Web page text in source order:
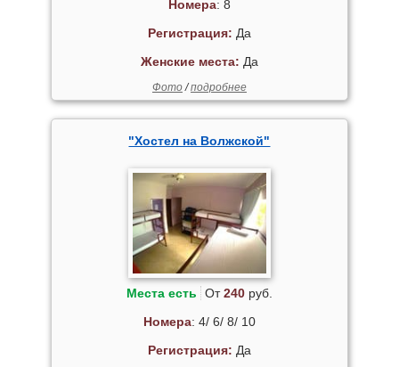
Номера: 8
Регистрация: Да
Женские места: Да
Фото/подробнее
"Хостел на Волжской"
Места есть От240руб.
Номера: 4/ 6/ 8/ 10
Регистрация: Да